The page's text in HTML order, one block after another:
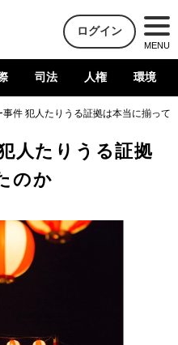
ログイン
MENU
司法 人権 環境
事件 犯人たりうる証拠は本当に揃って
人たりうる証拠
のか